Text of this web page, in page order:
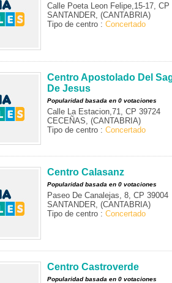
Calle Poeta Leon Felipe,15-17, CP
SANTANDER, (CANTABRIA)
Tipo de centro : Concertado
Centro Apostolado Del
De Jesus
Popularidad basada en 0 votaciones
Calle La Estacion,71, CP 39724
CECEÑAS, (CANTABRIA)
Tipo de centro : Concertado
Centro Calasanz
Popularidad basada en 0 votaciones
Paseo De Canalejas, 8, CP 39004
SANTANDER, (CANTABRIA)
Tipo de centro : Concertado
Centro Castroverde
Popularidad basada en 0 votaciones